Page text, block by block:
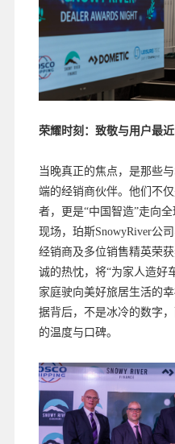
荣耀时刻：致敬与用户最
当晚真正的焦点，是那些
端的经销商伙伴。他们不
者，更是“中国智造”走向全
现场，珀斯SnowyRiver公
经销商及多位销售精英荣
诚的热忱，将“为家人造好
家庭驶向美好旅居生活的
据背后，不是冰冷的数字
的温度与口碑。